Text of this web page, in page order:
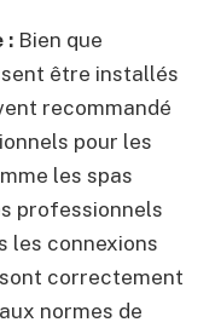
: Bien que
être installés
recommandé
pour les
les spas
professionnels
les connexions
correctement
normes de